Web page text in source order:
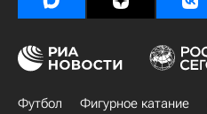
Футбол Фигурное катание